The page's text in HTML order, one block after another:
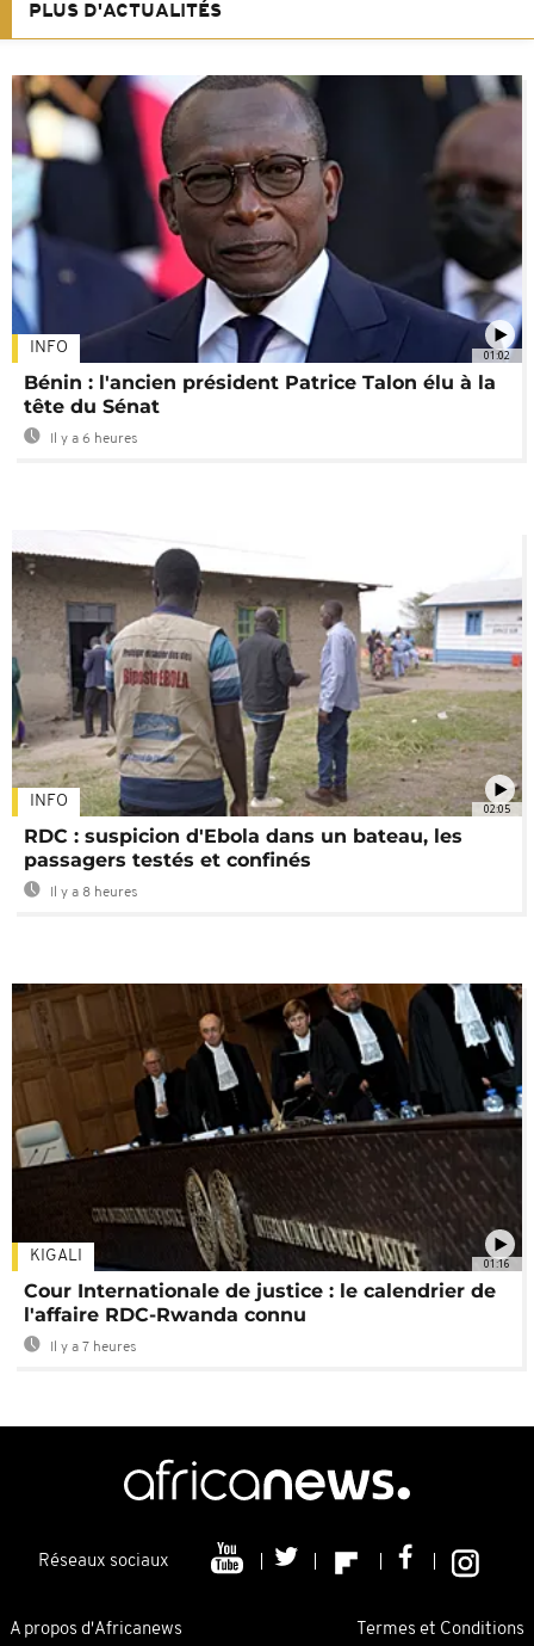
PLUS D'ACTUALITÉS
01:02
INFO
Bénin : l'ancien président Patrice Talon élu à la
tête du Sénat
Il y a 6 heures
02:05
INFO
RDC : suspicion d'Ebola dans un bateau, les
passagers testés et confinés
Il y a 8 heures
01:16
KIGALI
Cour Internationale de justice : le calendrier de
l'affaire RDC-Rwanda connu
Il y a 7 heures
Réseaux sociaux
A propos d'Africanews Termes et Conditions